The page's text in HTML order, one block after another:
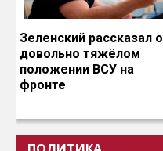
Зеленский рассказал о
довольно тяжёлом
положении ВСУ на
фронте